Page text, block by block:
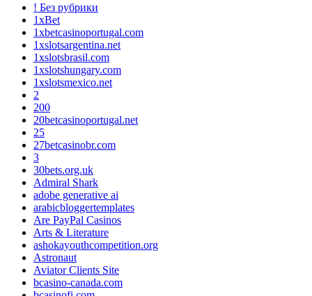
! Без рубрики
1xBet
1xbetcasinoportugal.com
1xslotsargentina.net
1xslotsbrasil.com
1xslotshungary.com
1xslotsmexico.net
2
200
20betcasinoportugal.net
25
27betcasinobr.com
3
30bets.org.uk
Admiral Shark
adobe generative ai
arabicbloggertemplates
Are PayPal Casinos
Arts & Literature
ashokayouthcompetition.org
Astronaut
Aviator Clients Site
bcasino-canada.com